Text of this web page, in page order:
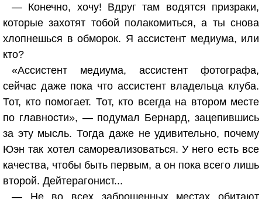
— Конечно, хочу! Вдруг там водятся призраки,
которые захотят тобой полакомиться, а ты снова
хлопнешься в обморок. Я ассистент медиума, или
кто?
«Ассистент медиума, ассистент фотографа,
сейчас даже пока что ассистент владельца клуба.
Тот, кто помогает. Тот, кто всегда на втором месте
по главности», — подумал Бернард, зацепившись
за эту мысль. Тогда даже не удивительно, почему
Юэн так хотел самореализоваться. У него есть все
качества, чтобы быть первым, а он пока всего лишь
второй. Дейтерагонист...
— Не во всех заброшенных местах обитают